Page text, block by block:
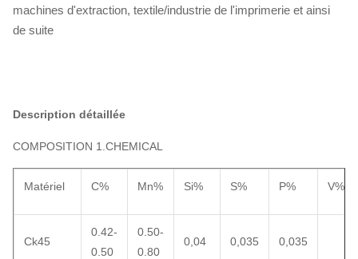
machines d'extraction, textile/industrie de l'imprimerie et ainsi
de suite
Description détaillée
COMPOSITION 1.CHEMICAL
Matériel C% Mn% Si% S% P% V%
Ck45
0.42-
0.50
0.50-
0.80
0,04 0,035 0,035